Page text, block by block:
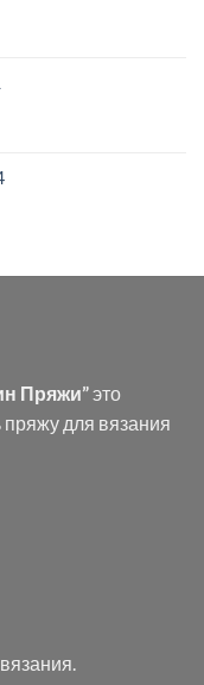
Пряжи”это
пряжу для вязания